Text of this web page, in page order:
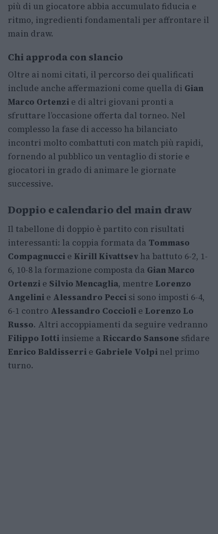
più di un giocatore abbia accumulato fiducia e
ritmo, ingredienti fondamentali per affrontare il
main draw.
Chi approda con slancio
Oltre ai nomi citati, il percorso dei qualificati
include anche affermazioni come quella di Gian
Marco Ortenzi e di altri giovani pronti a
sfruttare l’occasione offerta dal torneo. Nel
complesso la fase di accesso ha bilanciato
incontri molto combattuti con match più rapidi,
fornendo al pubblico un ventaglio di storie e
giocatori in grado di animare le giornate
successive.
Doppio e calendario del main draw
Il tabellone di doppio è partito con risultati
interessanti: la coppia formata da Tommaso
Compagnucci e Kirill Kivattsev ha battuto 6-2, 1-
6, 10-8 la formazione composta da Gian Marco
Ortenzi e Silvio Mencaglia, mentre Lorenzo
Angelini e Alessandro Pecci si sono imposti 6-4,
6-1 contro Alessandro Coccioli e Lorenzo Lo
Russo. Altri accoppiamenti da seguire vedranno
Filippo Iotti insieme a Riccardo Sansone sfidare
Enrico Baldisserri e Gabriele Volpi nel primo
turno.